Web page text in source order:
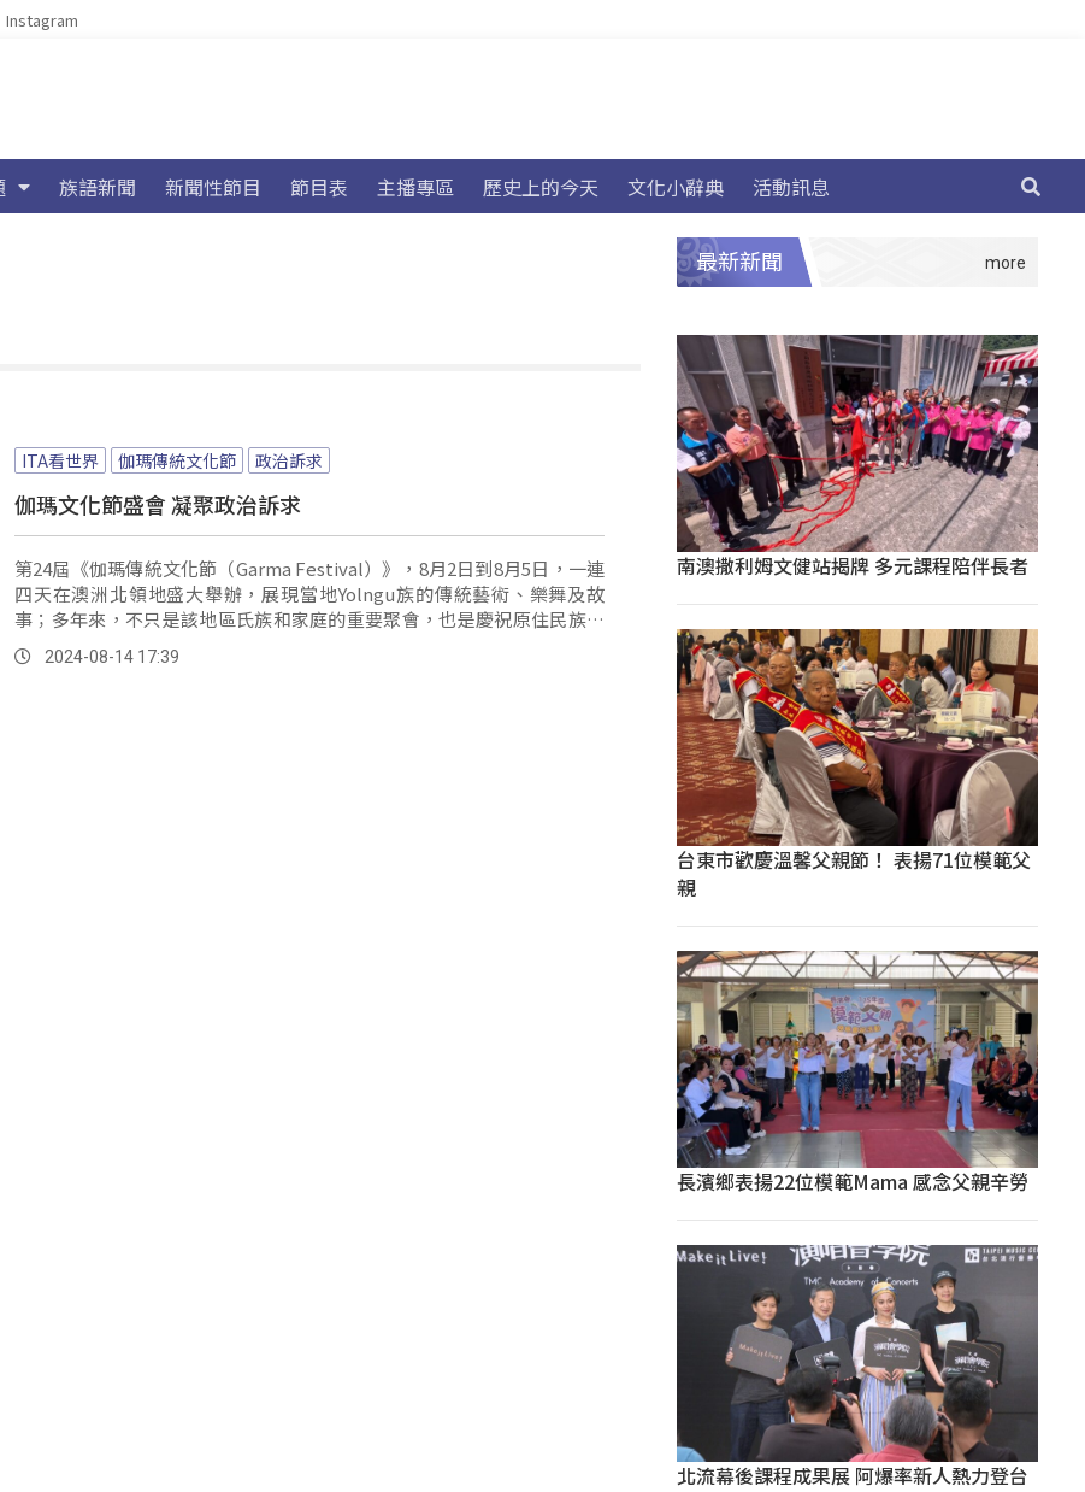
Instagram
族語新聞 新聞性節目 節目表 主播專區 歷史上的今天 文化小辭典 活動訊息
ITA看世界 伽瑪傳統文化節 政治訴求
伽瑪文化節盛會 凝聚政治訴求
第24屆《伽瑪傳統文化節（Garma Festival）》，8月2日到8月5日，一連
四天在澳洲北領地盛大舉辦，展現當地Yolngu族的傳統藝術、樂舞及故
事；多年來，不只是該地區氏族和家庭的重要聚會，也是慶祝原住民族文
化相當具指標性的全國性活動。
2024-08-14 17:39
最新新聞
南澳撒利姆文健站揭牌 多元課程陪伴長者
台東市歡慶溫馨父親節！ 表揚71位模範父
親
長濱鄉表揚22位模範Mama 感念父親辛勞
北流幕後課程成果展 阿爆率新人熱力登台